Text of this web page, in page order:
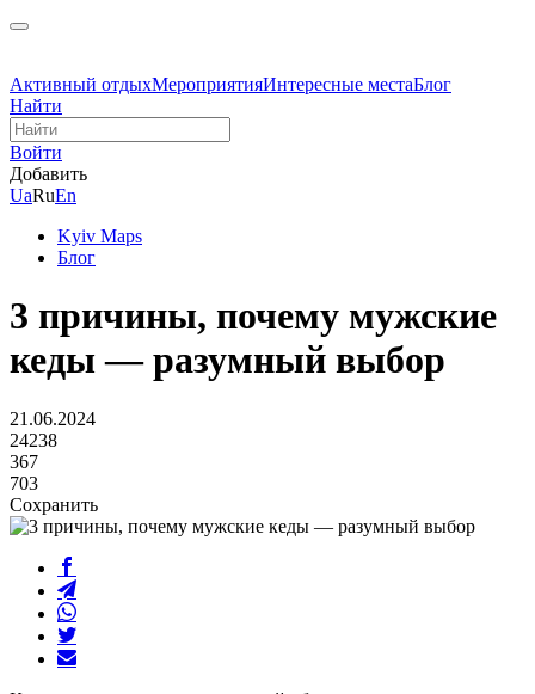
Активный отдыхМероприятияИнтересные местаБлог
Найти
Войти
Добавить
UaRuEn
Kyiv Maps
Блог
3 причины, почему мужские
кеды — разумный выбор
21.06.2024
24238
367
703
Сохранить